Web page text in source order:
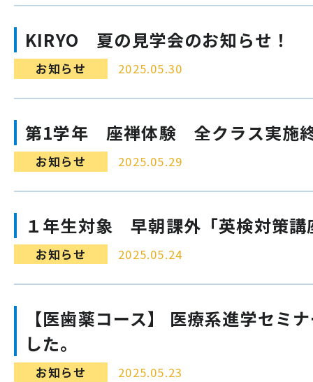
KIRYO 夏の見学会のお知らせ！
お知らせ 2025.05.30
第1学年 座禅体験 全クラス実施
お知らせ 2025.05.29
１年生対象 早朝課外「英検対策講
お知らせ 2025.05.24
【医歯薬コース】 医療系進学セミ
した。
お知らせ 2025.05.23